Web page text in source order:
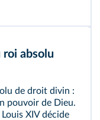
roi absolu
de droit divin :
pouvoir de Dieu.
XIV décide